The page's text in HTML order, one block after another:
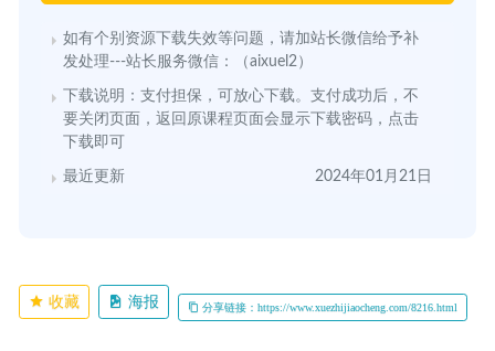
如有个别资源下载失效等问题，请加站长微信给予补
发处理---站长服务微信：（aixuel2）
下载说明：支付担保，可放心下载。支付成功后，不
要关闭页面，返回原课程页面会显示下载密码，点击
下载即可
最近更新 2024年01月21日
收藏 海报 分享链接：https://www.xuezhijiaocheng.com/8216.html